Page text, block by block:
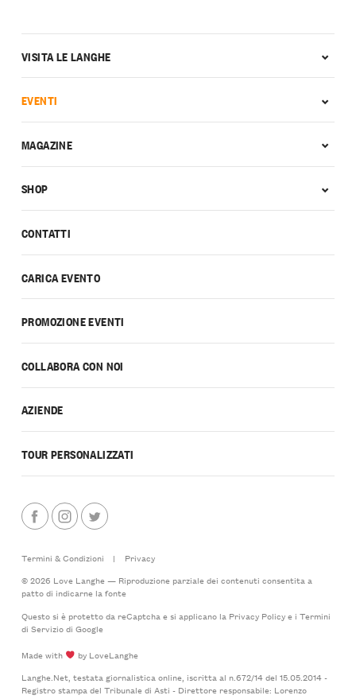
CONTATTI
CARICA EVENTO
PROMOZIONE EVENTI
COLLABORA CON NOI
AZIENDE
TOUR PERSONALIZZATI
VISITA LE LANGHE
EVENTI
MAGAZINE
SHOP
Termini & Condizioni |
Privacy
© 2026 Love Langhe — Riproduzione parziale dei contenuti consentita a
patto di indicarne la fonte
Questo si è protetto da reCaptcha e si applicano la Privacy Policye i Termini
di Serviziodi Google
Made with
by LoveLanghe
Langhe.Net, testata giornalistica online, iscritta al n.672/14 del 15.05.2014 -
Registro stampa del Tribunale di Asti - Direttore responsabile: Lorenzo